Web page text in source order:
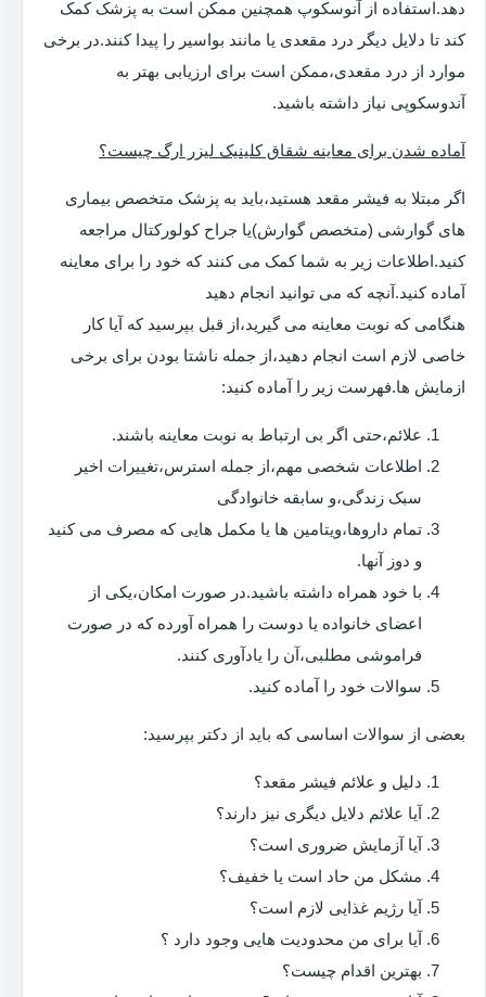
دهد.استفاده از آنوسکوپ همچنین ممکن است به پزشک کمک
کند تا دلایل دیگر درد مقعدی یا مانند بواسیر را پیدا کنند.در برخی
موارد از درد مقعدی،ممکن است برای ارزیابی بهتر به
آندوسکوپی نیاز داشته باشید.
آماده شدن برای معاینه شقاق کلینیک لیزر ارگ چیست؟
اگر مبتلا به فیشر مقعد هستید،باید به پزشک متخصص بیماری
های گوارشی (متخصص گوارش)یا جراح کولورکتال مراجعه
کنید.اطلاعات زیر به شما کمک می کنند که خود را برای معاینه
آماده کنید.آنچه که می توانید انجام دهید
هنگامی که نوبت معاینه می گیرید،از قبل بپرسید که آیا کار
خاصی لازم است انجام دهید،از جمله ناشتا بودن برای برخی
ازمایش ها.فهرست زیر را آماده کنید:
علائم،حتی اگر بی ارتباط به نوبت معاینه باشند.
اطلاعات شخصی مهم،از جمله استرس،تغییرات اخیر
سبک زندگی،و سابقه خانوادگی
تمام داروها،ویتامین ها یا مکمل هایی که مصرف می کنید
و دوز آنها.
با خود همراه داشته باشید.در صورت امکان،یکی از
اعضای خانواده یا دوست را همراه آورده که در صورت
فراموشی مطلبی،آن را یادآوری کنند.
سوالات خود را آماده کنید.
بعضی از سوالات اساسی که باید از دکتر بپرسید:
دلیل و علائم فیشر مقعد؟
آیا علائم دلایل دیگری نیز دارند؟
آیا آزمایش ضروری است؟
مشکل من حاد است یا خفیف؟
آیا رژیم غذایی لازم است؟
آیا برای من محدودیت هایی وجود دارد ؟
بهترین اقدام چیست؟